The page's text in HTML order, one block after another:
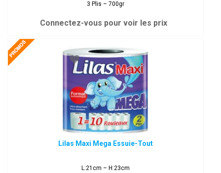
3 Plis – 700gr
Connectez-vous pour voir les prix
Lilas Maxi Mega Essuie-Tout
L:21cm – H:23cm